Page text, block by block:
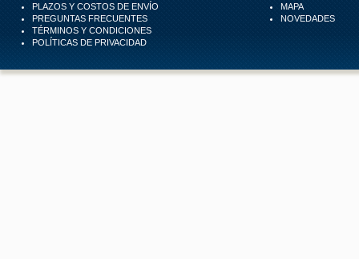
PLAZOS Y COSTOS DE ENVÍO
PREGUNTAS FRECUENTES
TÉRMINOS Y CONDICIONES
POLÍTICAS DE PRIVACIDAD
MAPA
NOVEDADES